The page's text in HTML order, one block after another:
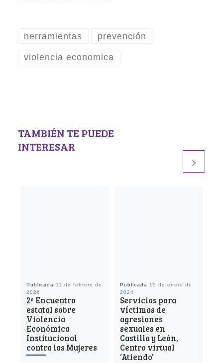
herramientas prevención
violencia economica
TAMBIÉN TE PUEDE
INTERESAR
Publicada 11 de febrero de
2026
2º Encuentro
estatal sobre
Violencia
Económica
Institucional
contra las Mujeres
Publicada
15 de enero de
2024
Servicios para
víctimas de
agresiones
sexuales en
Castilla y León,
Centro virtual
‘Atiendo’